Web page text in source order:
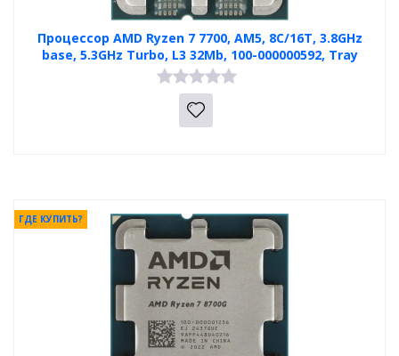
Процессор AMD Ryzen 7 7700, AM5, 8C/16T, 3.8GHz
base, 5.3GHz Turbo, L3 32Mb, 100-000000592, Tray
ГДЕ КУПИТЬ?